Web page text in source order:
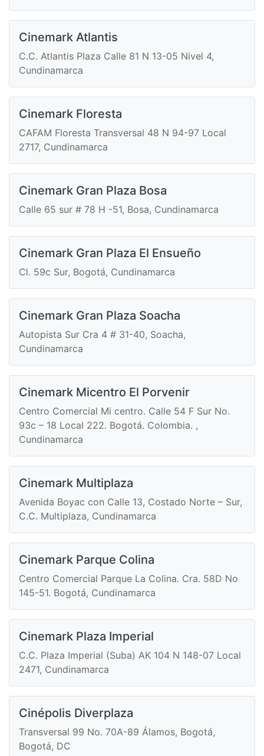
Cinemark Atlantis
C.C. Atlantis Plaza Calle 81 N 13-05 Nivel 4,
Cundinamarca
Cinemark Floresta
CAFAM Floresta Transversal 48 N 94-97 Local
2717, Cundinamarca
Cinemark Gran Plaza Bosa
Calle 65 sur # 78 H -51, Bosa, Cundinamarca
Cinemark Gran Plaza El Ensueño
Cl. 59c Sur, Bogotá, Cundinamarca
Cinemark Gran Plaza Soacha
Autopista Sur Cra 4 # 31-40, Soacha,
Cundinamarca
Cinemark Micentro El Porvenir
Centro Comercial Mi centro. Calle 54 F Sur No.
93c – 18 Local 222. Bogotá. Colombia. ,
Cundinamarca
Cinemark Multiplaza
Avenida Boyac con Calle 13, Costado Norte – Sur,
C.C. Multiplaza, Cundinamarca
Cinemark Parque Colina
Centro Comercial Parque La Colina. Cra. 58D No
145-51. Bogotá, Cundinamarca
Cinemark Plaza Imperial
C.C. Plaza Imperial (Suba) AK 104 N 148-07 Local
2471, Cundinamarca
Cinépolis Diverplaza
Transversal 99 No. 70A-89 Álamos, Bogotá,
Bogotá, DC